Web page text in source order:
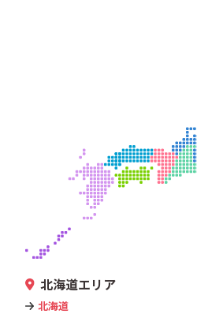
北海道エリア
北海道